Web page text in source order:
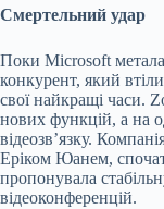
Смертельний удар
Поки Microsoft
конкурент, який
свої найкращі часи.
нових функцій, а на
відеозв’язку.
Еріком Юанем,
пропонувала
відеоконференцій.